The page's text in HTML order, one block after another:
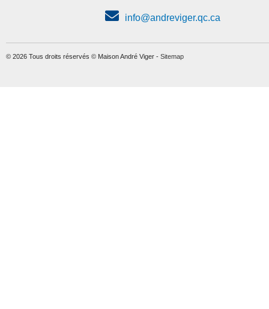
info@andreviger.qc.ca
© 2026 Tous droits réservés © Maison André Viger - Sitemap